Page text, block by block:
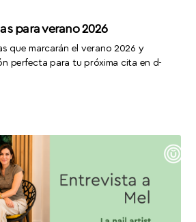
para verano 2026
que marcarán el verano 2026 y
perfecta para tu próxima cita en d-